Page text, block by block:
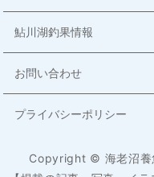
鮎川湖釣果情報
お問い合わせ
プライバシーポリシー
Copyright © 海老沼養